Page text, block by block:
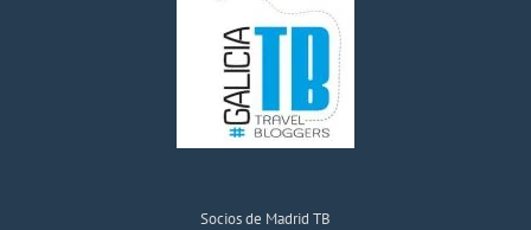
Socios de Madrid TB